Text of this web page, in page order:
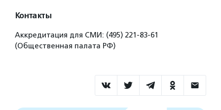
Контакты
Аккредитация для СМИ: (495) 221-83-61
(Общественная палата РФ)